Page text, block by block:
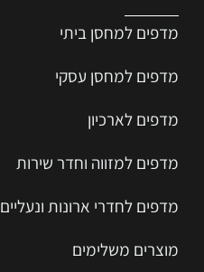
מדפים למחסן ביתי
מדפים למחסן עסקי
מדפים לארכיון
מדפים למזווה וחדר שירות
מדפים לחדרי ארונות ונעליים
מוצרים משלימים